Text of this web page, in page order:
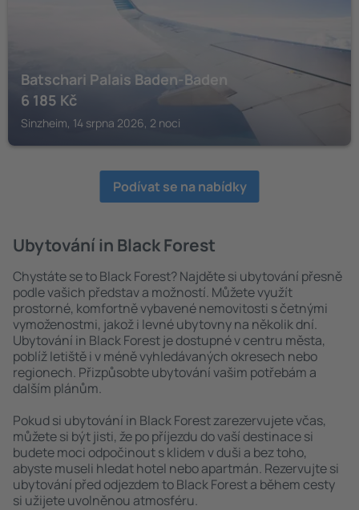
Batschari Palais Baden-Baden
6 185 Kč
Sinzheim, 14 srpna 2026, 2 noci
Podívat se na nabídky
Ubytování in Black Forest
Chystáte se to Black Forest? Najděte si ubytování přesně
podle vašich představ a možností. Můžete využít
prostorné, komfortně vybavené nemovitosti s četnými
vymoženostmi, jakož i levné ubytovny na několik dní.
Ubytování in Black Forest je dostupné v centru města,
poblíž letiště i v méně vyhledávaných okresech nebo
regionech. Přizpůsobte ubytování vašim potřebám a
dalším plánům.
Pokud si ubytování in Black Forest zarezervujete včas,
můžete si být jisti, že po příjezdu do vaší destinace si
budete moci odpočinout s klidem v duši a bez toho,
abyste museli hledat hotel nebo apartmán. Rezervujte si
ubytování před odjezdem to Black Forest a během cesty
si užijete uvolněnou atmosféru.